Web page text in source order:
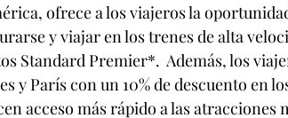
ofrece a los viajeros la
y viajar en los trenes de alta
Standard Premier*.  Además, los
París con un 10% de descuento en
acceso más rápido a las atracciones